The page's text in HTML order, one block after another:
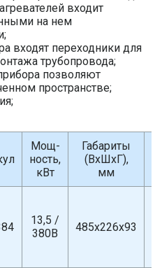
входит
на нем
входят переходники для
трубопровода;
позволяют
пространстве;
Мощ-
ность,
кВт
Габариты
(ВхШхГ),
мм
13,5 /
380В
485х226х93